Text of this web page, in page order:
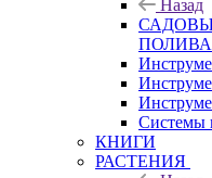
Назад
ПОЛИВА
Системы
КНИГИ
РАСТЕНИЯ